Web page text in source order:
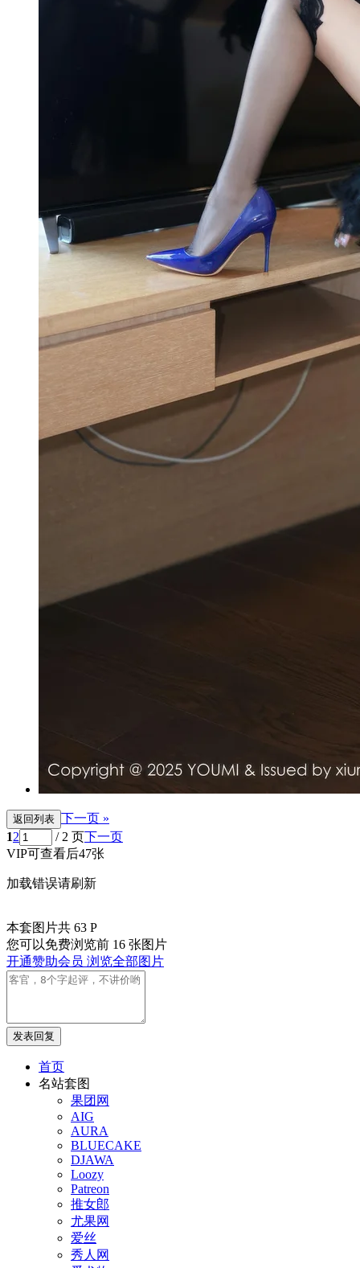
返回列表 下一页 »
12 / 2 页下一页
VIP可查看后47张
加载错误请刷新
本套图片共 63 P
您可以免费浏览前 16 张图片
开通赞助会员 浏览全部图片
发表回复
首页
名站套图
果团网
AIG
AURA
BLUECAKE
DJAWA
Loozy
Patreon
推女郎
尤果网
爱丝
秀人网